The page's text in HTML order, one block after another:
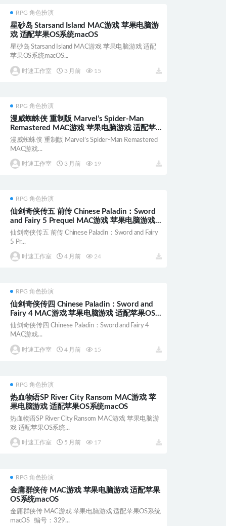
RPG 角色扮演
星砂岛 Starsand Island MAC游戏 苹果电脑游
戏 适配苹果OS系统macOS
星砂岛 Starsand Island MAC游戏 苹果电脑游戏 适配
苹果OS系统macOS...
时速工作室 3 月前 15
RPG 角色扮演
漫威蜘蛛侠 重制版 Marvel’s Spider-Man
Remastered MAC游戏 苹果电脑游戏 适配苹
果OS系统macOS
漫威蜘蛛侠 重制版 Marvel’s Spider-Man Remastered
MAC游戏...
时速工作室 3 月前 19
RPG 角色扮演
仙剑奇侠传五 前传 Chinese Paladin：Sword
and Fairy 5 Prequel MAC游戏 苹果电脑游戏
适配苹果OS系统macOS
仙剑奇侠传五 前传 Chinese Paladin：Sword and Fairy
5 Pr...
时速工作室 4 月前 24
RPG 角色扮演
仙剑奇侠传四 Chinese Paladin：Sword and
Fairy 4 MAC游戏 苹果电脑游戏 适配苹果OS
系统macOS
仙剑奇侠传四 Chinese Paladin：Sword and Fairy 4
MAC游戏...
时速工作室 4 月前 15
RPG 角色扮演
热血物语SP River City Ransom MAC游戏 苹
果电脑游戏 适配苹果OS系统macOS
热血物语SP River City Ransom MAC游戏 苹果电脑游
戏 适配苹果OS系统...
时速工作室 5 月前 17
RPG 角色扮演
金庸群侠传 MAC游戏 苹果电脑游戏 适配苹果
OS系统macOS
金庸群侠传 MAC游戏 苹果电脑游戏 适配苹果OS系统
macOS 编号：329...